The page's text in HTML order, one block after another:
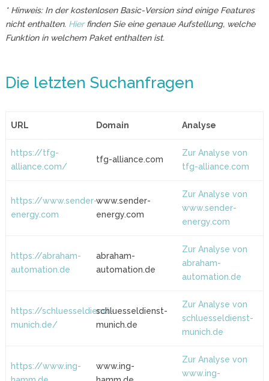
* Hinweis: In der kostenlosen Basic-Version sind einige Features
nicht enthalten. Hierfinden Sie eine genaue Aufstellung, welche
Funktion in welchem Paket enthalten ist.
Die letzten Suchanfragen
URL Domain Analyse
https://tfg-
alliance.com/
tfg-alliance.com
Zur Analyse von
tfg-alliance.com
https://www.sender-
energy.com
www.sender-
energy.com
Zur Analyse von
www.sender-
energy.com
https://abraham-
automation.de
abraham-
automation.de
Zur Analyse von
abraham-
automation.de
https://schluesseldienst-
munich.de/
schluesseldienst-
munich.de
Zur Analyse von
schluesseldienst-
munich.de
https://www.ing-
www.ing-
Zur Analyse von
www.ing-